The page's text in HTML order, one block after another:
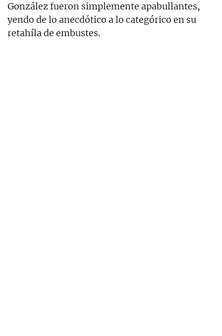
González fueron simplemente apabullantes,
yendo de lo anecdótico a lo categórico en su
retahíla de embustes.